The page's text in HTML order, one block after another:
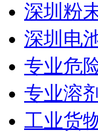
深圳粉
深圳电
专业危
专业溶
工业货